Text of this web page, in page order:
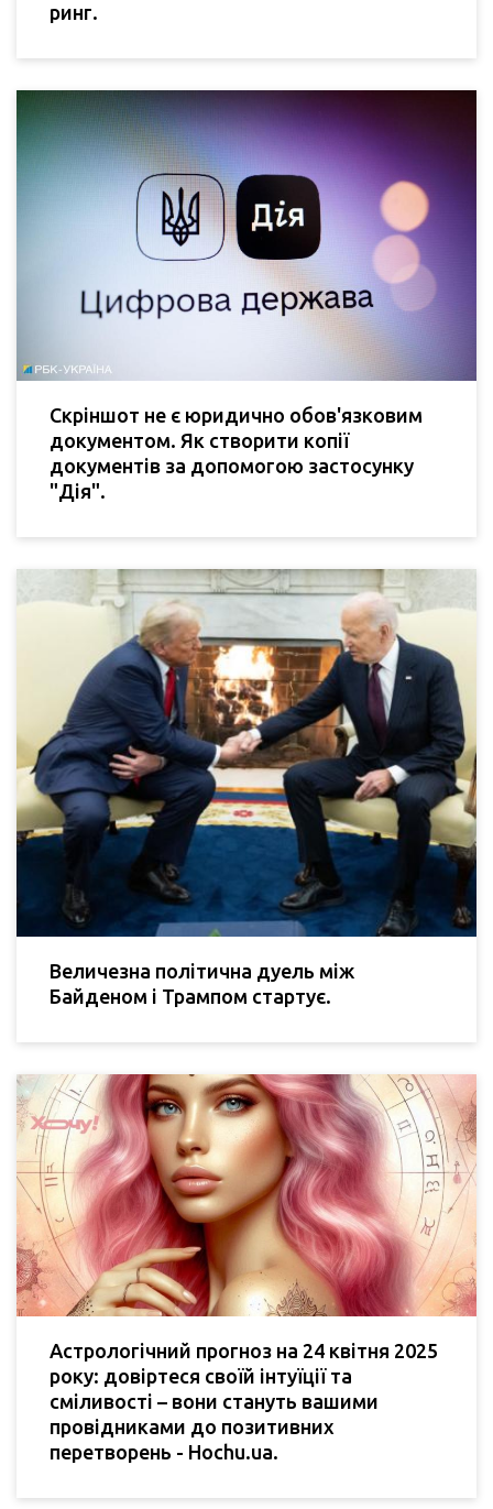
ринг.
Скріншот не є юридично обов'язковим
документом. Як створити копії
документів за допомогою застосунку
"Дія".
Величезна політична дуель між
Байденом і Трампом стартує.
Астрологічний прогноз на 24 квітня 2025
року: довіртеся своїй інтуїції та
сміливості – вони стануть вашими
провідниками до позитивних
перетворень - Hochu.ua.